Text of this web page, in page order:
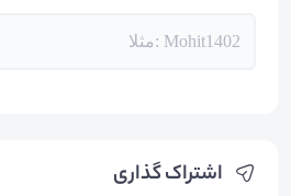
اشتراک گذاری